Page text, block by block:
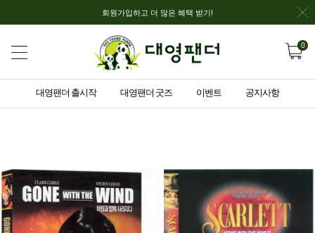
회원가입하고 더 많은 혜택 받기!
0
대영팬더 출시작 대영팬더 굿즈 이벤트 공지사항